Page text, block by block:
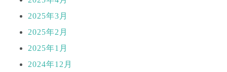
2025年3月
2025年2月
2025年1月
2024年12月